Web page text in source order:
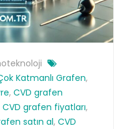
Katmanlı Grafen,
, CVD grafen
CVD grafen fiyatları,
satın al, CVD